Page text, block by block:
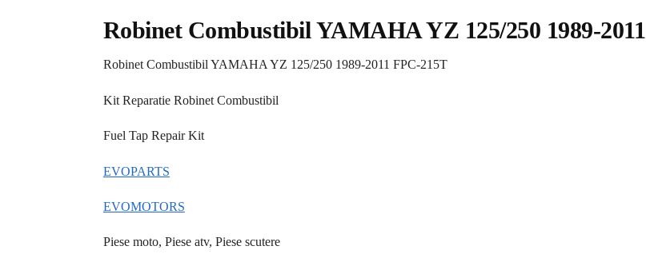
Robinet Combustibil YAMAHA YZ 125/250 1989-2011
Robinet Combustibil YAMAHA YZ 125/250 1989-2011 FPC-215T
Kit Reparatie Robinet Combustibil
Fuel Tap Repair Kit
EVOPARTS
EVOMOTORS
Piese moto, Piese atv, Piese scutere